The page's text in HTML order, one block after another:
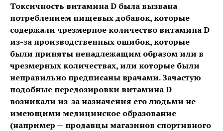
Токсичность витамина D была вызвана
потреблением пищевых добавок, которые
содержали чрезмерное количество витамина D
из-за производственных ошибок, которые
были приняты ненадлежащим образом или в
чрезмерных количествах, или которые были
неправильно предписаны врачами. Зачастую
подобные передозировки витамина D
возникали из-за назначения его людьми не
имеющими медицинское образование
(например — продавцы магазинов спортивного